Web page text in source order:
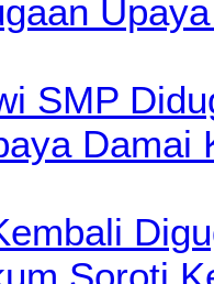
SMP
Damai